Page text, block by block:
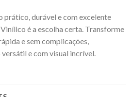
prático, durável e com excelente
é a escolha certa. Transforme
e sem complicações,
e com visual incrível.